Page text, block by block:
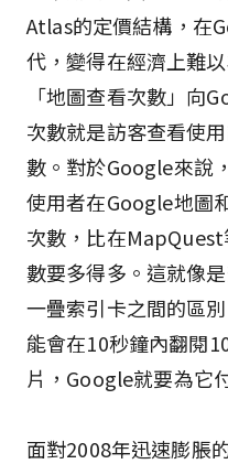
Atlas的定價結構，在
代，變得在經濟上難
「地圖查看次數」向
次數就是訪客查看使
數。對於Google來說
使用者在Google地圖
次數，比在
數要多得多。這就像
一疊索引卡之間的區
能會在10秒鐘內翻閱
片，Google就要為它
面對2008年迅速膨脹